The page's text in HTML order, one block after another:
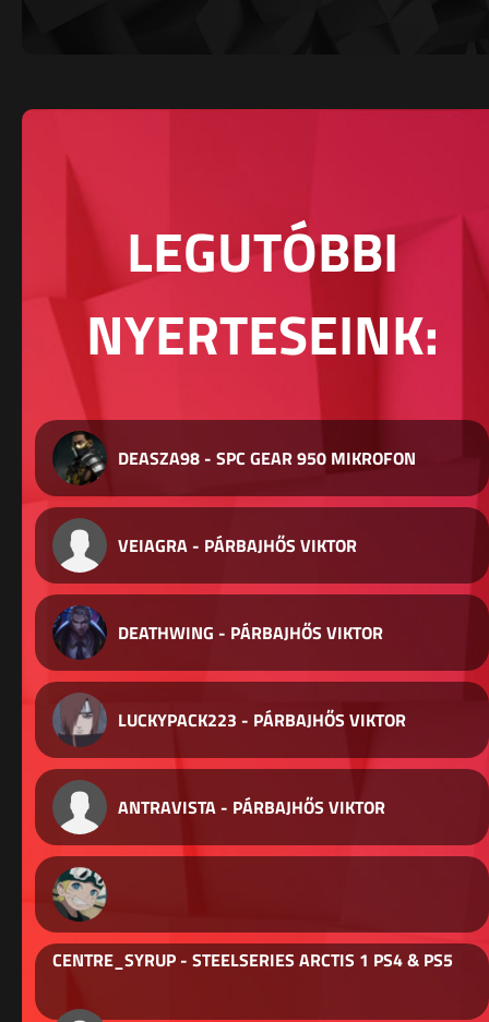
LEGUTÓBBI
NYERTESEINK:
DEASZA98 - SPC GEAR 950 MIKROFON
VEIAGRA - PÁRBAJHŐS VIKTOR
DEATHWING - PÁRBAJHŐS VIKTOR
LUCKYPACK223 - PÁRBAJHŐS VIKTOR
ANTRAVISTA - PÁRBAJHŐS VIKTOR
CENTRE_SYRUP - STEELSERIES ARCTIS 1 PS4 & PS5